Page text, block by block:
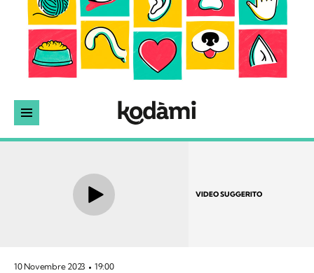
VIDEO SUGGERITO
10 Novembre 2023 19:00